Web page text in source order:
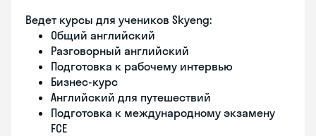
Ведет курсы для учеников Skyeng:
Общий английский
Разговорный английский
Подготовка к рабочему интервью
Бизнес-курс
Английский для путешествий
Подготовка к международному экзамену
FCE